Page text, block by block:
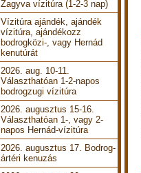
Zagyva vízitúra (1-2-3 nap)
Vízitúra ajándék, ajándék
vízitúra, ajándékozz
bodrogközi-, vagy Hernád
kenutúrát
2026. aug. 10-11.
Választhatóan 1-2-napos
bodrogzugi vízitúra
2026. augusztus 15-16.
Választhatóan 1-, vagy 2-
napos Hernád-vízitúra
2026. augusztus 17. Bodrog-
ártéri kenuzás